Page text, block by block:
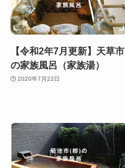
【令和2年7月更新】天草市
の家族風呂（家族湯）
2020年7月22日